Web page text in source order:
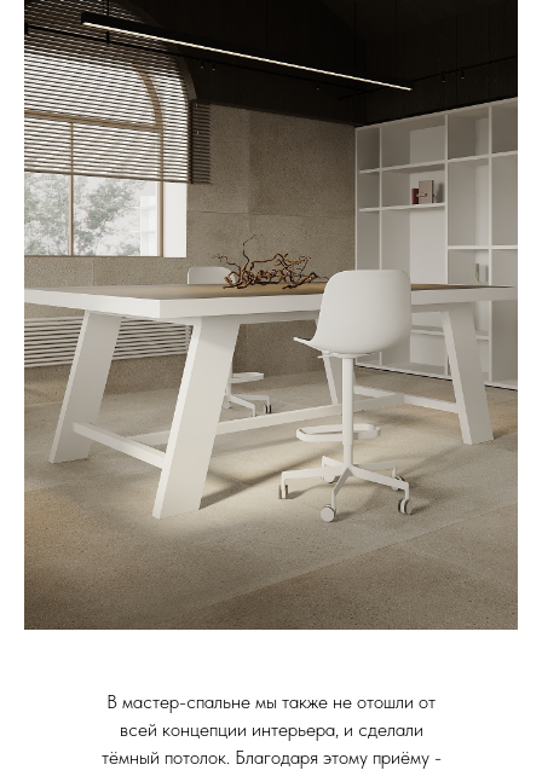
В мастер-спальне мы также не отошли от
всей концепции интерьера, и сделали
тёмный потолок. Благодаря этому приёму -